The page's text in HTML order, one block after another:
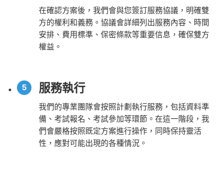
在確認方案後，我們會與您簽訂服務協議，明確雙
方的權利和義務。協議會詳細列出服務內容、時間
安排、費用標準、保密條款等重要信息，確保雙方
權益。
服務執行
我們的專業團隊會按照計劃執行服務，包括資料準
備、考試報名、考試參加等環節。在這一階段，我
們會嚴格按照既定方案進行操作，同時保持靈活
性，應對可能出現的各種情況。